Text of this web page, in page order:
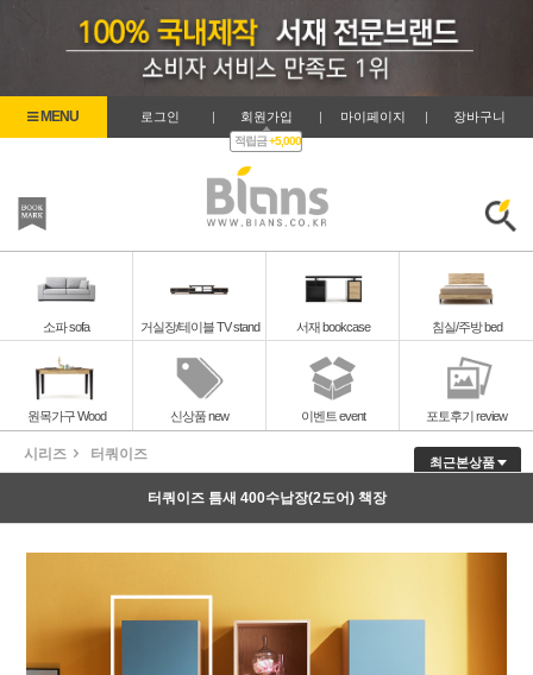
로그인 | 회원가입 |
적립금+5,000
마이페이지 | 장바구니
소파 sofa 거실장/테이블 TV stand 서재 bookcase 침실/주방 bed
원목가구 Wood 신상품 new 이벤트 event 포토후기 review
시리즈 터쿼이즈 최근본상품
터쿼이즈 틈새 400수납장(2도어) 책장